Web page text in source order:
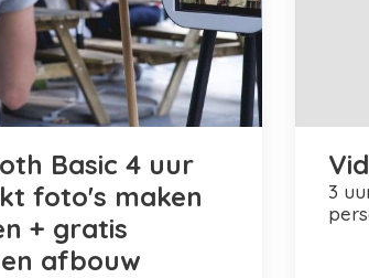
Basic 4 uur
foto's maken
+ gratis
afbouw
3 uur onbeperkt video's maken +